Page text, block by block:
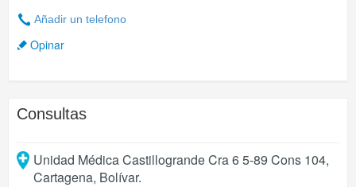
Añadir un telefono
Opinar
Consultas
Unidad Médica Castillogrande Cra 6 5-89 Cons 104,
Cartagena, Bolívar.